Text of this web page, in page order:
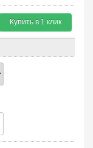
Купить в 1 клик